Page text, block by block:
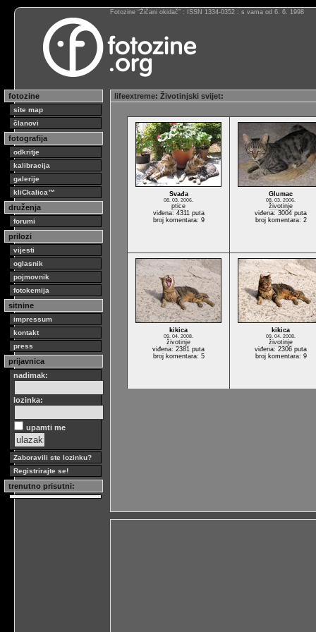
Fotozine “Žičani okidač” : ISSN 1334-0352 : s vama od 6. 6. 1998
fotozine
site map
članovi
fotografija
odkritje
kalibracija
galerije
kliCkalica™
druženja
forumi
prilozi
vijesti
oglasnik
pojmovnik
fotokemija
sitnine
impressum
kontakt
press
prijavnica
nadimak:
lozinka:
upamti me
Zaboravili ste lozinku?
Registrirajte se!
trenutno prisutni:
lifeextreme: Životinjski svijet:
Svađa
08. 03. 2006.
ptice
viđena: 4311 puta
broj komentara: 9
Glumac
08. 03. 2006.
životinje
viđena: 3004 puta
broj komentara: 2
kikica
09. 04. 2008.
životinje
viđena: 2381 puta
broj komentara: 5
kikica
09. 04. 2008.
životinje
viđena: 2306 puta
broj komentara: 9